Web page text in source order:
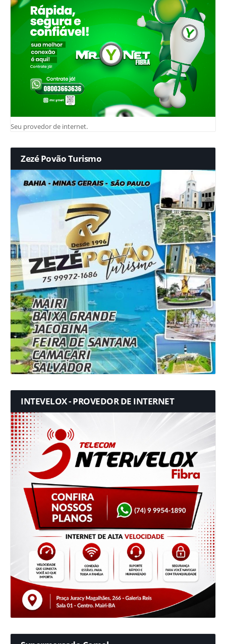
Seu provedor de internet.
Zezé Povão Turismo
INTEVELOX - PROVEDOR DE INTERNET